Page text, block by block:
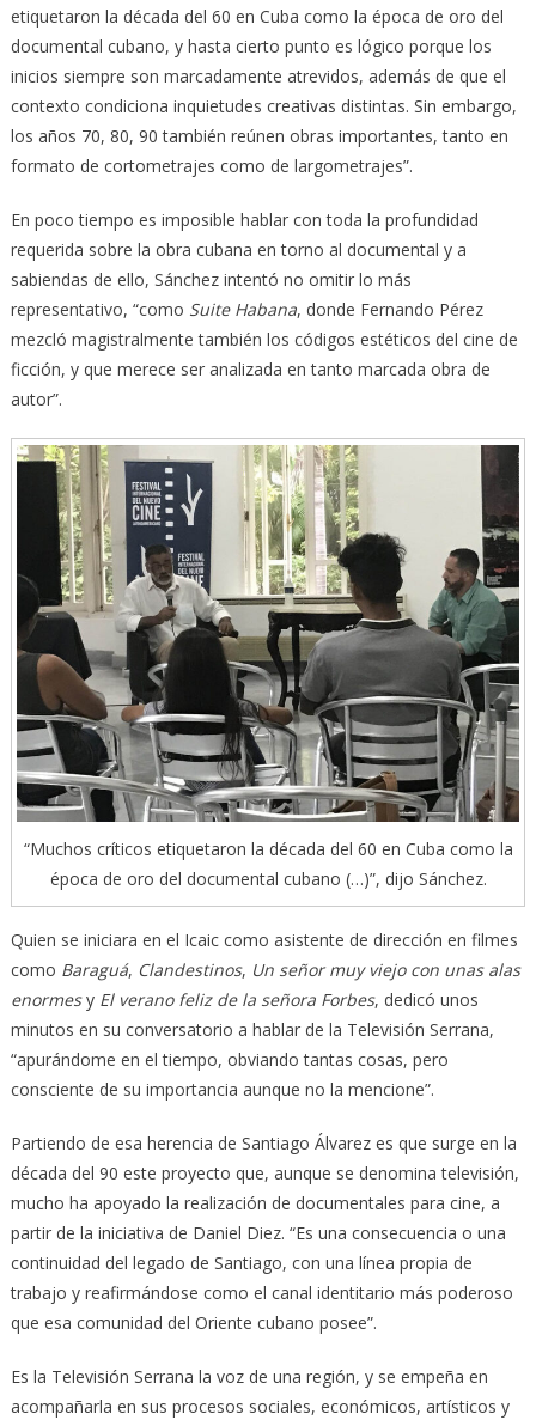
etiquetaron la década del 60 en Cuba como la época de oro del
documental cubano, y hasta cierto punto es lógico porque los
inicios siempre son marcadamente atrevidos, además de que el
contexto condiciona inquietudes creativas distintas. Sin embargo,
los años 70, 80, 90 también reúnen obras importantes, tanto en
formato de cortometrajes como de largometrajes”.
En poco tiempo es imposible hablar con toda la profundidad
requerida sobre la obra cubana en torno al documental y a
sabiendas de ello, Sánchez intentó no omitir lo más
representativo, “como Suite Habana, donde Fernando Pérez
mezcló magistralmente también los códigos estéticos del cine de
ficción, y que merece ser analizada en tanto marcada obra de
autor”.
“Muchos críticos etiquetaron la década del 60 en Cuba como la
época de oro del documental cubano (…)”, dijo Sánchez.
Quien se iniciara en el Icaic como asistente de dirección en filmes
como Baraguá, Clandestinos, Un señor muy viejo con unas alas
enormesy El verano feliz de la señora Forbes, dedicó unos
minutos en su conversatorio a hablar de la Televisión Serrana,
“apurándome en el tiempo, obviando tantas cosas, pero
consciente de su importancia aunque no la mencione”.
Partiendo de esa herencia de Santiago Álvarez es que surge en la
década del 90 este proyecto que, aunque se denomina televisión,
mucho ha apoyado la realización de documentales para cine, a
partir de la iniciativa de Daniel Diez. “Es una consecuencia o una
continuidad del legado de Santiago, con una línea propia de
trabajo y reafirmándose como el canal identitario más poderoso
que esa comunidad del Oriente cubano posee”.
Es la Televisión Serrana la voz de una región, y se empeña en
acompañarla en sus procesos sociales, económicos, artísticos y